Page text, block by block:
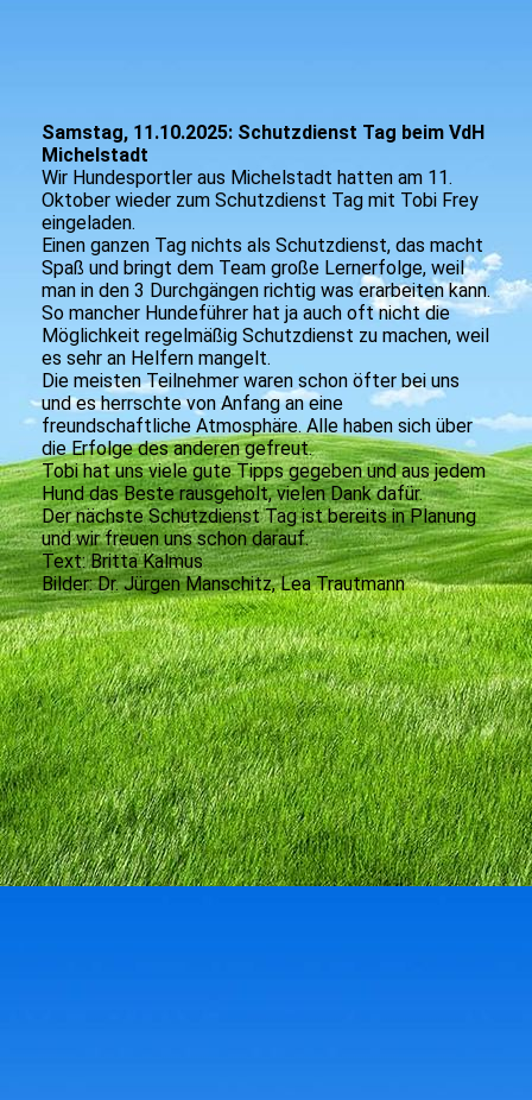
Samstag, 11.10.2025: Schutzdienst Tag beim VdH
Michelstadt
Wir Hundesportler aus Michelstadt hatten am 11.
Oktober wieder zum Schutzdienst Tag mit Tobi Frey
eingeladen.
Einen ganzen Tag nichts als Schutzdienst, das macht
Spaß und bringt dem Team große Lernerfolge, weil
man in den 3 Durchgängen richtig was erarbeiten kann.
So mancher Hundeführer hat ja auch oft nicht die
Möglichkeit regelmäßig Schutzdienst zu machen, weil
es sehr an Helfern mangelt.
Die meisten Teilnehmer waren schon öfter bei uns
und es herrschte von Anfang an eine
freundschaftliche Atmosphäre. Alle haben sich über
die Erfolge des anderen gefreut.
Tobi hat uns viele gute Tipps gegeben und aus jedem
Hund das Beste rausgeholt, vielen Dank dafür.
Der nächste Schutzdienst Tag ist bereits in Planung
und wir freuen uns schon darauf.
Text: Britta Kalmus
Bilder: Dr. Jürgen Manschitz, Lea Trautmann